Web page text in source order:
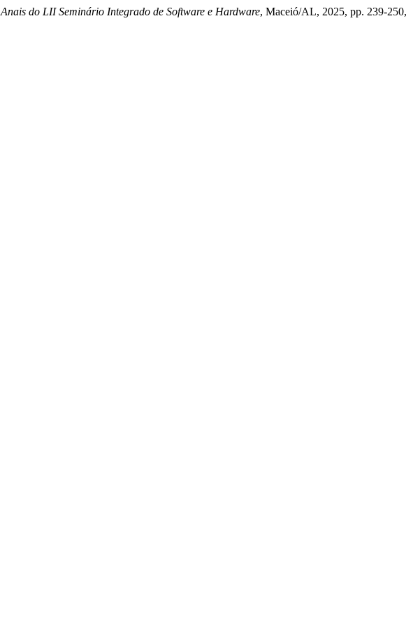
Anais do LII Seminário Integrado de Software e Hardware, Maceió/AL, 2025, pp. 239-250,